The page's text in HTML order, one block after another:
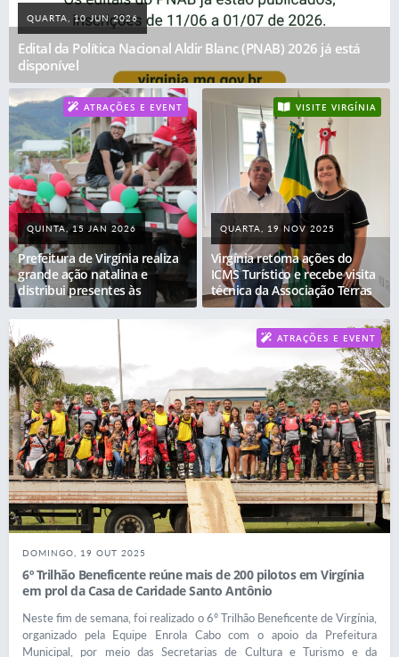
QUARTA, 10 JUN 2026
Edital da Política Nacional Aldir Blanc (PNAB) 2026 já está
disponível
ATRAÇÕES E EVENT
OS
QUINTA, 15 JAN 2026
Prefeitura de Virgínia realiza
grande ação natalina e
distribui presentes às
crianças do município
VISITE VIRGÍNIA
QUARTA, 19 NOV 2025
Virgínia retoma ações do
ICMS Turístico e recebe visita
técnica da Associação Terras
Altas da Mantiqueira
ATRAÇÕES E EVENT
DOMINGO, 19 OUT 2025
6º Trilhão Beneficente reúne mais de 200 pilotos em Virgínia
em prol da Casa de Caridade Santo Antônio
Neste fim de semana, foi realizado o 6º Trilhão Beneficente de Virgínia,
organizado pela Equipe Enrola Cabo com o apoio da Prefeitura
Municipal, por meio das Secretarias de Cultura e Turismo e da